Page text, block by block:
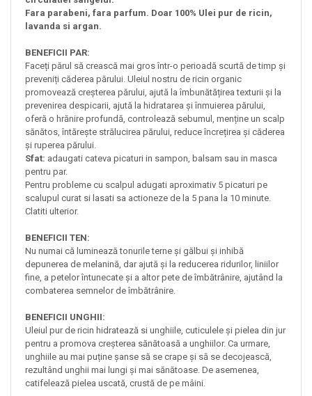
Fara parabeni, fara parfum. Doar 100% Ulei pur de ricin,
lavanda si argan.
BENEFICII PAR:
Faceți părul să crească mai gros într-o perioadă scurtă de timp și
preveniți căderea părului. Uleiul nostru de ricin organic
promovează creșterea părului, ajută la îmbunătățirea texturii și la
prevenirea despicarii, ajută la hidratarea și înmuierea părului,
oferă o hrănire profundă, controlează sebumul, menține un scalp
sănătos, întărește strălucirea părului, reduce încrețirea și căderea
și ruperea părului.
Sfat: adaugati cateva picaturi in sampon, balsam sau in masca
pentru par.
Pentru probleme cu scalpul adugati aproximativ 5 picaturi pe
scalupul curat si lasati sa actioneze de la 5 pana la 10 minute.
Clatiti ulterior.
BENEFICII TEN:
Nu numai că luminează tonurile terne și gălbui și inhibă
depunerea de melanină, dar ajută și la reducerea ridurilor, liniilor
fine, a petelor întunecate și a altor pete de îmbătrânire, ajutând la
combaterea semnelor de îmbătrânire.
BENEFICII UNGHII:
Uleiul pur de ricin hidratează si unghiile, cuticulele și pielea din jur
pentru a promova creșterea sănătoasă a unghiilor. Ca urmare,
unghiile au mai puține șanse să se crape și să se decojească,
rezultând unghii mai lungi și mai sănătoase. De asemenea,
catifelează pielea uscată, crustă de pe mâini.